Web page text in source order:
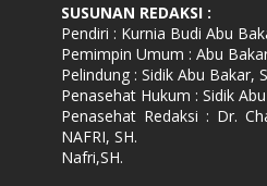
SUSUNAN REDAKSI :
Pendiri : Kurnia Budi Abu
Pemimpin Umum : Abu
Pelindung : Sidik Abu Bakar,
Penasehat Hukum : Sidik
Penasehat Redaksi : Dr.
NAFRI, SH.
Nafri,SH.